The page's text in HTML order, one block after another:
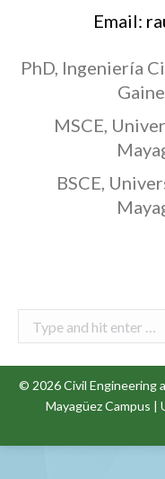
Email:
PhD, Ingeniería
MSCE,
BSCE,
Search:
© 2026Civil Engineering
Mayagüez Campus |